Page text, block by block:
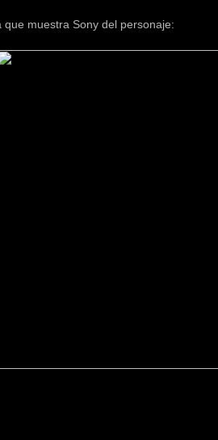
muestra Sony del personaje: